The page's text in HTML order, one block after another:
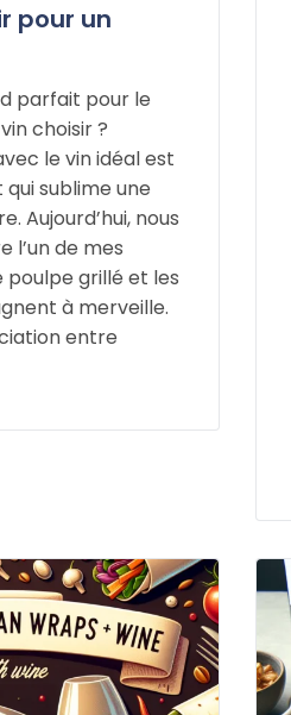
pour un
parfait pour le
choisir ?
le vin idéal est
sublime une
Aujourd’hui, nous
l’un de mes
poulpe grillé et les
à merveille.
entre